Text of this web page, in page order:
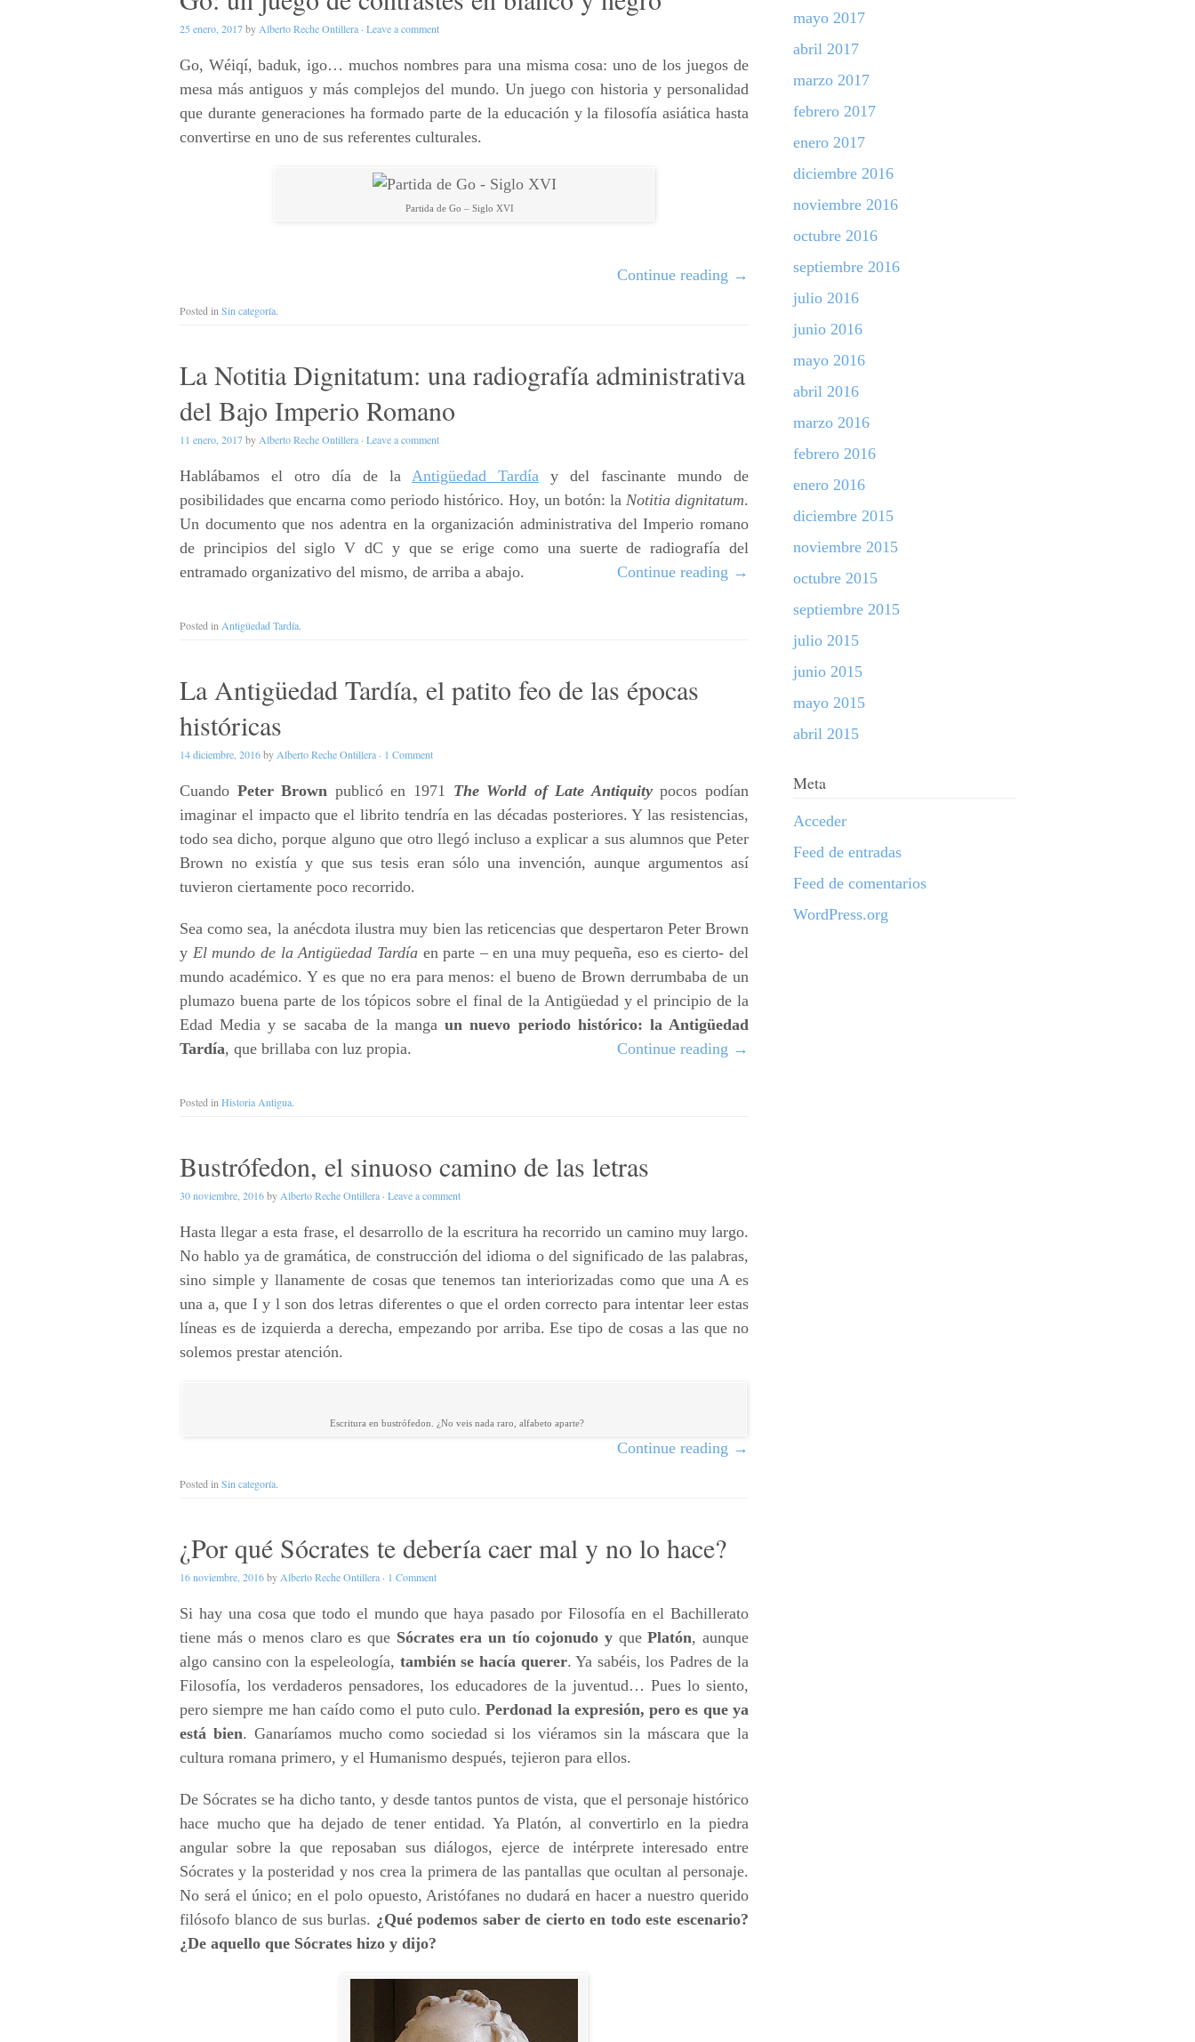
25 enero, 2017by Alberto Reche Ontillera · Leave a comment
Go, Wéiqí, baduk, igo… muchos nombres para una misma cosa: uno de los juegos de
mesa más antiguos y más complejos del mundo. Un juego con historia y personalidad
que durante generaciones ha formado parte de la educación y la filosofía asiática hasta
convertirse en uno de sus referentes culturales.
Partida de Go – Siglo XVI
Continue reading →
Posted in Sin categoría.
La Notitia Dignitatum: una radiografía administrativa
del Bajo Imperio Romano
11 enero, 2017by Alberto Reche Ontillera · Leave a comment
Hablábamos el otro día de la Antigüedad Tardía y del fascinante mundo de
posibilidades que encarna como periodo histórico. Hoy, un botón: la Notitia dignitatum.
Un documento que nos adentra en la organización administrativa del Imperio romano
de principios del siglo V dC y que se erige como una suerte de radiografía del
entramado organizativo del mismo, de arriba a abajo.
Continue reading →
Posted in Antigüedad Tardía.
La Antigüedad Tardía, el patito feo de las épocas
históricas
14 diciembre, 2016by Alberto Reche Ontillera · 1 Comment
Cuando Peter Brown publicó en 1971 The World of Late Antiquitypocos podían
imaginar el impacto que el librito tendría en las décadas posteriores. Y las resistencias,
todo sea dicho, porque alguno que otro llegó incluso a explicar a sus alumnos que Peter
Brown no existía y que sus tesis eran sólo una invención, aunque argumentos así
tuvieron ciertamente poco recorrido.
Sea como sea, la anécdota ilustra muy bien las reticencias que despertaron Peter Brown
y El mundo de la Antigüedad Tardíaen parte – en una muy pequeña, eso es cierto- del
mundo académico. Y es que no era para menos: el bueno de Brown derrumbaba de un
plumazo buena parte de los tópicos sobre el final de la Antigüedad y el principio de la
Edad Media y se sacaba de la mangaun nuevo periodo histórico: la Antigüedad
Tardía, que brillaba con luz propia. Continue reading →
Posted in Historia Antigua.
Bustrófedon, el sinuoso camino de las letras
30 noviembre, 2016by Alberto Reche Ontillera · Leave a comment
Hasta llegar a esta frase, el desarrollo de la escritura ha recorrido un camino muy largo.
No hablo ya de gramática, de construcción del idioma o del significado de las palabras,
sino simple y llanamente de cosas que tenemos tan interiorizadas como que una A es
una a, que I y l son dos letras diferentes o que el orden correcto para intentar leer estas
líneas es de izquierda a derecha, empezando por arriba. Ese tipo de cosas a las que no
solemos prestar atención.
Escritura en bustrófedon. ¿No veis nada raro, alfabeto aparte?
Continue reading →
Posted in Sin categoría.
¿Por qué Sócrates te debería caer mal y no lo hace?
16 noviembre, 2016by Alberto Reche Ontillera · 1 Comment
Si hay una cosa que todo el mundo que haya pasado por Filosofía en el Bachillerato
tiene más o menos claro es que Sócrates era un tío cojonudo y quePlatón, aunque
algo cansino con la espeleología, también se hacía querer. Ya sabéis, los Padres de la
Filosofía, los verdaderos pensadores, los educadores de la juventud… Pues lo siento,
pero siempre me han caído como el puto culo.Perdonad la expresión, pero es que ya
está bien. Ganaríamos mucho como sociedad si los viéramos sin la máscara que la
cultura romana primero, y el Humanismo después, tejieron para ellos.
De Sócrates se ha dicho tanto, y desde tantos puntos de vista, que el personaje histórico
hace mucho que ha dejado de tener entidad. Ya Platón, al convertirlo en la piedra
angular sobre la que reposaban sus diálogos, ejerce de intérprete interesado entre
Sócrates y la posteridad y nos crea la primera de las pantallas que ocultan al personaje.
No será el único; en el polo opuesto, Aristófanes no dudará en hacer a nuestro querido
filósofo blanco de sus burlas. ¿Qué podemos saber de cierto en todo este escenario?
¿De aquello que Sócrates hizo y dijo?
mayo 2017
abril 2017
marzo 2017
febrero 2017
enero 2017
diciembre 2016
noviembre 2016
octubre 2016
septiembre 2016
julio 2016
junio 2016
mayo 2016
abril 2016
marzo 2016
febrero 2016
enero 2016
diciembre 2015
noviembre 2015
octubre 2015
septiembre 2015
julio 2015
junio 2015
mayo 2015
abril 2015
Meta
Acceder
Feed de entradas
Feed de comentarios
WordPress.org